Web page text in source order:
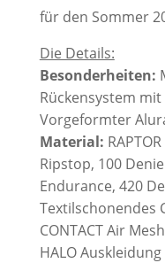
Die Details:
Besonderheiten:
Rückensystem
Vorgeformter
Material:
Ripstop, 100
Endurance, 420
Textilschonendes
CONTACT Air
HALO Auskleidung